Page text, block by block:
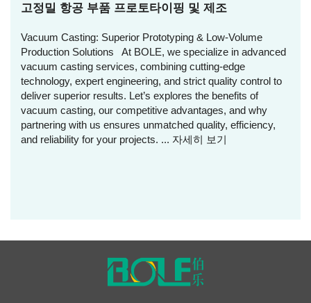
고정밀 항공 부품 프로토타이핑 및 제조
Vacuum Casting: Superior Prototyping & Low-Volume
Production Solutions At BOLE, we specialize in advanced
vacuum casting services, combining cutting-edge
technology, expert engineering, and strict quality control to
deliver superior results. Let’s explores the benefits of
vacuum casting, our competitive advantages, and why
partnering with us ensures unmatched quality, efficiency,
and reliability for your projects. ... 자세히 보기